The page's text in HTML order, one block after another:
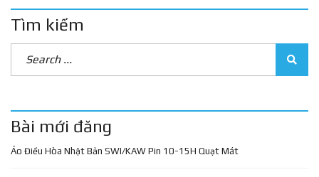
Tìm kiếm
Bài mới đăng
Áo Điều Hòa Nhật Bản SWI/KAW Pin 10-15H Quạt Mát